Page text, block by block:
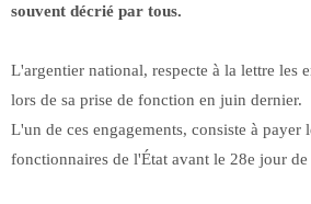
souvent décrié par tous.
L'argentier national, respecte à la lettre les
lors de sa prise de fonction en juin dernier.
L'un de ces engagements, consiste à payer
fonctionnaires de l'État avant le 28e jour de